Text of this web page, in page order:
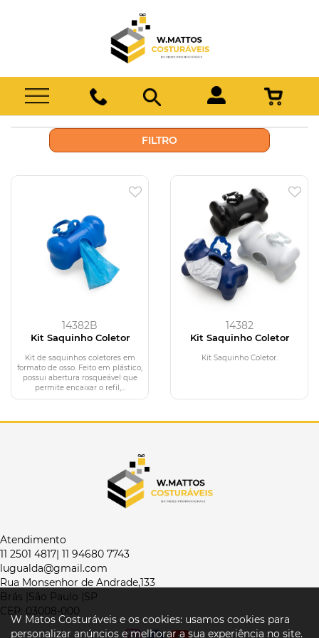
FILTRO
14382B
Kit Saquinho Coletor
Kit de saquinhos coletores em
formato de osso. Feito em plástico,
possui abertura rosqueável que
permite encaixar o refil,...
14382
Kit Saquinho Coletor
Kit Saquinho Coletor.
Atendimento
11 2501 4817| 11 94680 7743
lugualda@gmail.com
Rua Monsenhor de Andrade,133
Brás |São Paulo |SP
CEP: 03008-000
W Matos Costuráveis e os cookies: usamos cookies para
personalizar anúncios e melhorar a sua experiência no site.